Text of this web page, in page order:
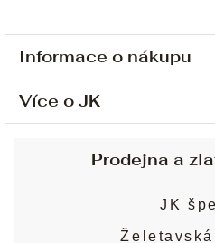
Informace o nákupu
Ochrana osobních
Sjednání osobní
Obchodní podmínky
Puncovní značky
Více o JK
Prodejna a
JK